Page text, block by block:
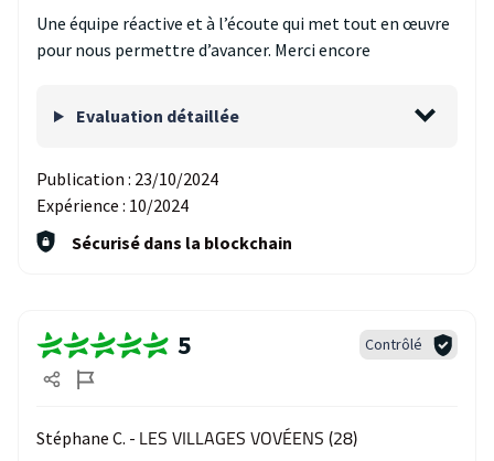
Une équipe réactive et à l’écoute qui met tout en œuvre
pour nous permettre d’avancer. Merci encore
Evaluation détaillée
Publication : 23/10/2024
Expérience : 10/2024
Sécurisé dans la blockchain
5 Contrôlé
Stéphane C. - LES VILLAGES VOVÉENS (28)